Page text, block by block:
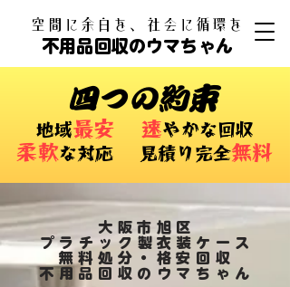
​空間に余白を、社会に循環を
不用品回収のウマちゃん
四つの約束
​地域最安 速やかな回収
柔軟な対応 ​見積り完全無料
大阪市旭区
プラチック製衣装ケース
無料処分・格安回収
不用品回収のウマちゃん